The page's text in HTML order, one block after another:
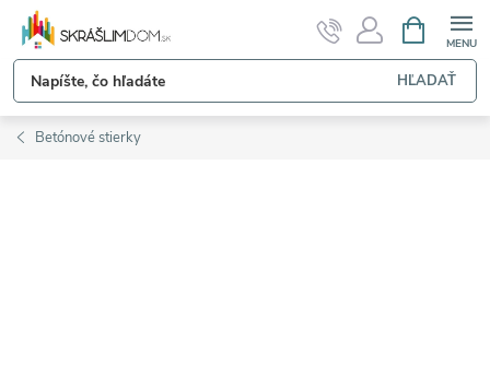
Prejsť
obsah
HĽADAŤ
KOŠÍK
Betónové stierky